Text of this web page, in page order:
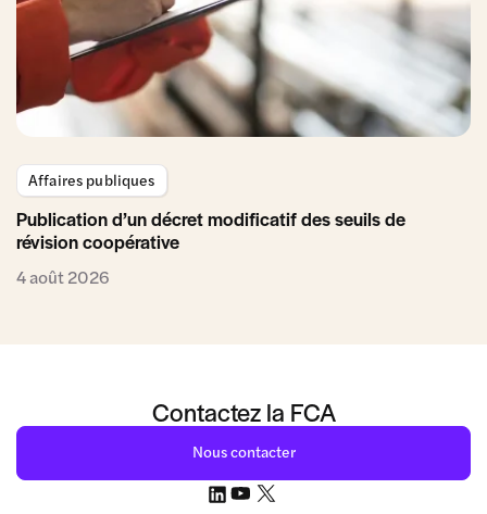
Affaires publiques
Publication d’un décret modificatif des seuils de
révision coopérative
4 août 2026
Contactez la FCA
Nous contacter